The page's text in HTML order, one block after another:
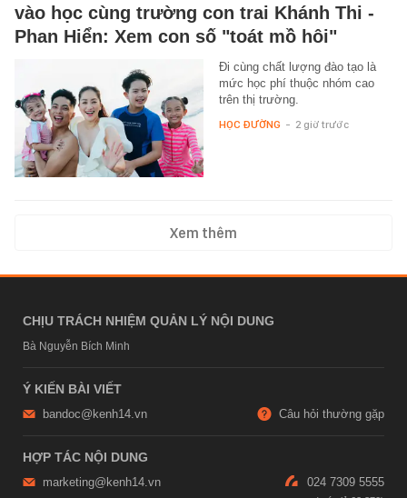
vào học cùng trường con trai Khánh Thi -
Phan Hiển: Xem con số "toát mồ hôi"
Đi cùng chất lượng đào tạo là
mức học phí thuộc nhóm cao
trên thị trường.
HỌC ĐƯỜNG - 2 giờ trước
Xem thêm
CHỊU TRÁCH NHIỆM QUẢN LÝ NỘI DUNG
Bà Nguyễn Bích Minh
Ý KIẾN BÀI VIẾT
bandoc@kenh14.vn Câu hỏi thường gặp
HỢP TÁC NỘI DUNG
marketing@kenh14.vn 024 7309 5555